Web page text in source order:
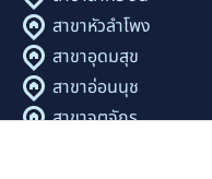
สาขาหัวลำโพง
สาขาอุดมสุข
สาขาอ่อนนุช
สาขาจตุจักร